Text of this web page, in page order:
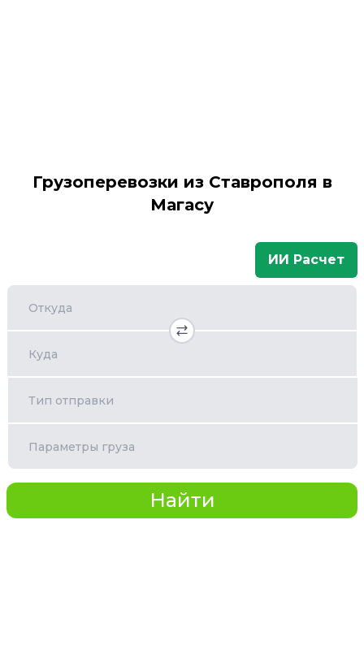
Грузоперевозки из Ставрополя в
Магасу
ИИ Расчет
Откуда
Куда
Тип отправки
Параметры груза
Найти